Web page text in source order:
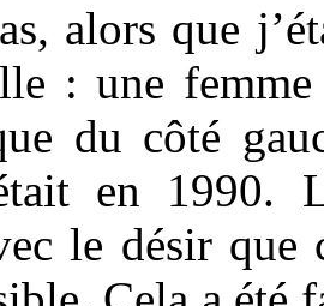
alors que
: une
du côté
en 1990.
le désir